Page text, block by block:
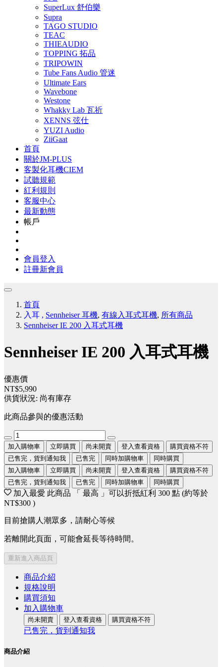
SuperLux 舒伯樂
Supra
TAGO STUDIO
TEAC
THIEAUDIO
TOPPING 拓品
TRIPOWIN
Tube Fans Audio 管迷
Ultimate Ears
Wavebone
Westone
Whakky Lab 瓦祈
XENNS 弦仕
YUZI Audio
ZiiGaat
首頁
關於JM-PLUS
客製化耳機CIEM
試聽規範
紅利規則
客服中心
最新動態
帳戶
會員登入
註冊新會員
首頁
入耳 , Sennheiser 耳機, 有線入耳式耳機, 所有商品
Sennheiser IE 200 入耳式耳機
Sennheiser IE 200 入耳式耳機
優惠價
NT$5,990
供貨狀況: 尚有庫存
此商品參與的優惠活動
加入購物車 立即購買 尚未開賣 登入查看資格
購買資格不符
已售完，貨到通知我
已售完 同時加購物車
同時購買
加入購物車
立即購買 尚未開賣 登入查看資格
購買資格不符
已售完，貨到通知我
已售完 同時加購物車 同時購買
加入最愛 此商品 「 最高 」可以折抵紅利 300 點 (約等於
NT$300 )
目前搶購人潮眾多，請耐心等候
若離開此頁面，可能會延長等待時間。
重新進入商品頁
商品介紹
規格說明
購買須知
加入購物車
尚未開賣 登入查看資格 購買資格不符
已售完，貨到通知我
商品介紹